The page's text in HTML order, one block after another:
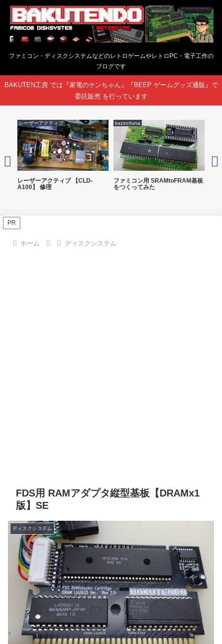
ファミコン・ディスクシステムなどのレトロゲームやレトロPC・電子工作の
ブログです
BAKUTEN工房 では『家電のケンちゃん』『BEEP ゲームグッズ通販』で
委託販売 を行っています
レーザーアクティブ
レーザーアクティブ 【CLD-
A100】 修理
kazzo/tuna
ファミコン用 SRAMtoFRAM基板
をつくってみた
PR
ホーム ディスクシステム
FDS用 RAMアダプタ縦型基板【DRAMx1
版】SE
ディスクシステム